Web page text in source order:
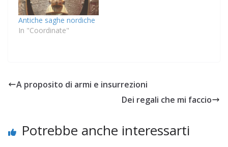
Antiche saghe nordiche
In "Coordinate"
A proposito di armi e insurrezioni
Dei regali che mi faccio
Potrebbe anche interessarti